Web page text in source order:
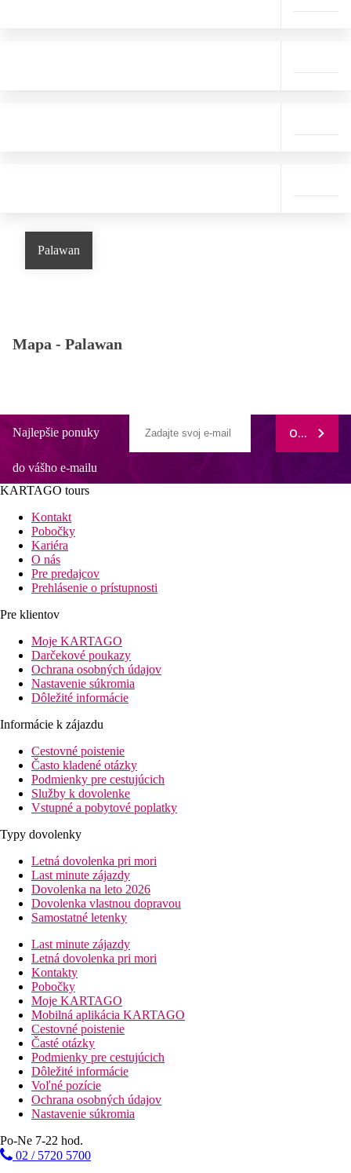
Palawan
Mapa - Palawan
Najlepšie ponuky
do vášho e-mailu
ODOBERAŤ
KARTAGO tours
Kontakt
Pobočky
Kariéra
O nás
Pre predajcov
Prehlásenie o prístupnosti
Pre klientov
Moje KARTAGO
Darčekové poukazy
Ochrana osobných údajov
Nastavenie súkromia
Dôležité informácie
Informácie k zájazdu
Cestovné poistenie
Často kladené otázky
Podmienky pre cestujúcich
Služby k dovolenke
Vstupné a pobytové poplatky
Typy dovolenky
Letná dovolenka pri mori
Last minute zájazdy
Dovolenka na leto 2026
Dovolenka vlastnou dopravou
Samostatné letenky
Last minute zájazdy
Letná dovolenka pri mori
Kontakty
Pobočky
Moje KARTAGO
Mobilná aplikácia KARTAGO
Cestovné poistenie
Časté otázky
Podmienky pre cestujúcich
Dôležité informácie
Voľné pozície
Ochrana osobných údajov
Nastavenie súkromia
Po-Ne 7-22 hod.
02 / 5720 5700